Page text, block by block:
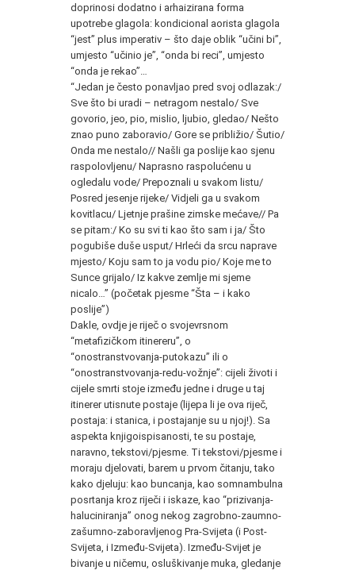
doprinosi dodatno i arhaizirana forma
upotrebe glagola: kondicional aorista glagola
“jest” plus imperativ – što daje oblik “učini bi”,
umjesto “učinio je”, “onda bi reci”, umjesto
“onda je rekao”…
“Jedan je često ponavljao pred svoj odlazak:/
Sve što bi uradi – netragom nestalo/ Sve
govorio, jeo, pio, mislio, ljubio, gledao/ Nešto
znao puno zaboravio/ Gore se približio/ Šutio/
Onda me nestalo// Našli ga poslije kao sjenu
raspolovljenu/ Naprasno raspolućenu u
ogledalu vode/ Prepoznali u svakom listu/
Posred jesenje rijeke/ Vidjeli ga u svakom
kovitlacu/ Ljetnje prašine zimske mećave// Pa
se pitam:/ Ko su svi ti kao što sam i ja/ Što
pogubiše duše usput/ Hrleći da srcu naprave
mjesto/ Koju sam to ja vodu pio/ Koje me to
Sunce grijalo/ Iz kakve zemlje mi sjeme
nicalo…” (početak pjesme “Šta – i kako
poslije”)
Dakle, ovdje je riječ o svojevrsnom
“metafizičkom itinereru”, o
“onostranstvovanja-putokazu” ili o
“onostranstvovanja-redu-vožnje”: cijeli životi i
cijele smrti stoje između jedne i druge u taj
itinerer utisnute postaje (lijepa li je ova riječ,
postaja: i stanica, i postajanje su u njoj!). Sa
aspekta knjigoispisanosti, te su postaje,
naravno, tekstovi/pjesme. Ti tekstovi/pjesme i
moraju djelovati, barem u prvom čitanju, tako
kako djeluju: kao buncanja, kao somnambulna
posrtanja kroz riječi i iskaze, kao “prizivanja-
haluciniranja” onog nekog zagrobno-zaumno-
zašumno-zaboravljenog Pra-Svijeta (i Post-
Svijeta, i Između-Svijeta). Između-Svijet je
bivanje u ničemu, osluškivanje muka, gledanje